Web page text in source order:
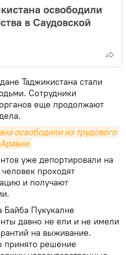
освободили
в Саудовской
Таджикистана стали
Сотрудники
еще продолжают
освободили из трудового
уже депортировали на
проходят
и получают
Байба Пукукалне
давно не ели и не имели
на выживание.
решение